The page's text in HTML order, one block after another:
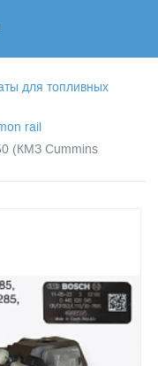
для топливных
rail
(КМЗ Cummins